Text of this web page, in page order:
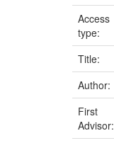
Access
type:
Title:
Author:
First
Advisor: